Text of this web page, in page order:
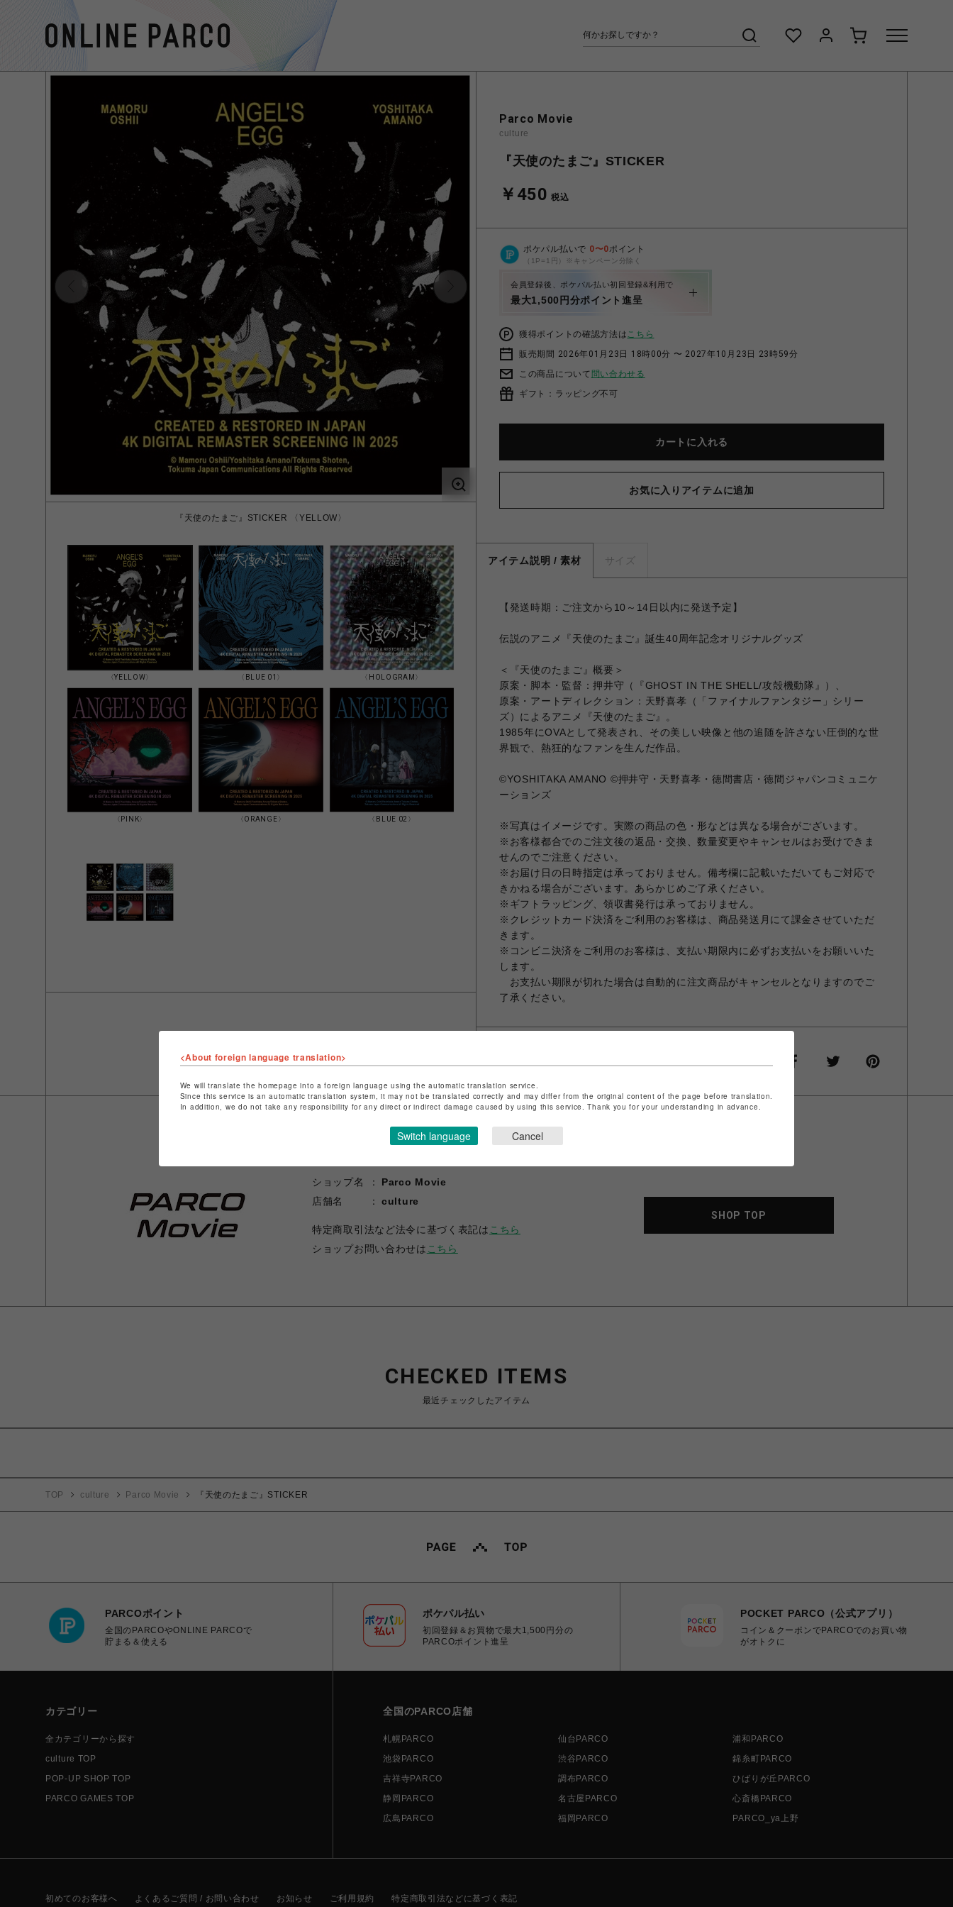
『天使のたまご』STICKER 〈YELLOW〉
〈YELLOW〉 〈BLUE 01〉 〈HOLOGRAM〉
〈PINK〉 〈ORANGE〉 〈BLUE 02〉
Parco Movie
culture
『天使のたまご』STICKER
￥450 税込
ポケパル払いで 0〜0ポイント
（1P=1円）※キャンペーン分除く
会員登録後、ポケパル払い初回登録&利用で
最大1,500円分ポイント進呈
獲得ポイントの確認方法はこちら
販売期間 2026年01月23日 18時00分 〜 2027年10月23日 23時59分
この商品について 問い合わせる
ギフト：ラッピング不可
カートに入れる
お気に入りアイテムに追加
アイテム説明 / 素材 サイズ
【発送時期：ご注文から10～14日以内に発送予定】
伝説のアニメ『天使のたまご』誕生40周年記念オリジナルグッズ
＜『天使のたまご』概要＞
原案・脚本・監督：押井守（『GHOST IN THE SHELL/攻殻機動隊』）、
原案・アートディレクション：天野喜孝（「ファイナルファンタジー」シリー
ズ）によるアニメ『天使のたまご』。
1985年にOVAとして発表され、その美しい映像と他の追随を許さない圧倒的な世
界観で、熱狂的なファンを生んだ作品。
©YOSHITAKA AMANO ©押井守・天野喜孝・徳間書店・徳間ジャパンコミュニケ
ーションズ
※写真はイメージです。実際の商品の色・形などは異なる場合がございます。
※お客様都合でのご注文後の返品・交換、数量変更やキャンセルはお受けできま
せんのでご注意ください。
※お届け日の日時指定は承っておりません。備考欄に記載いただいてもご対応で
きかねる場合がございます。あらかじめご了承ください。
※ギフトラッピング、領収書発行は承っておりません。
※クレジットカード決済をご利用のお客様は、商品発送月にて課金させていただ
きます。
※コンビニ決済をご利用のお客様は、支払い期限内に必ずお支払いをお願いいた
します。
お支払い期限が切れた場合は自動的に注文商品がキャンセルとなりますのでご
了承ください。
ショップ名
Parco Movie
店舗名
culture
特定商取引法など法令に基づく表記は こちら
ショップお問い合わせは こちら
SHOP TOP
CHECKED ITEMS
最近チェックしたアイテム
TOP culture Parco Movie 『天使のたまご』STICKER
PARCOポイント
全国のPARCOやONLINE PARCOで
貯まる＆使える
ポケパル払い
初回登録＆お買物で最大1,500円分の
PARCOポイント進呈
POCKET PARCO（公式アプリ）
コイン＆クーポンでPARCOでのお買い物
がオトクに
カテゴリー
全カテゴリーから探す
culture TOP
POP-UP SHOP TOP
PARCO GAMES TOP
全国のPARCO店舗
札幌PARCO 仙台PARCO
浦和PARCO
池袋PARCO
渋谷PARCO
錦糸町PARCO
吉祥寺PARCO
調布PARCO
ひばりが丘PARCO
静岡PARCO
名古屋PARCO
心斎橋PARCO
広島PARCO
福岡PARCO PARCO_ya上野
初めてのお客様へ よくあるご質問 / お問い合わせ お知らせ ご利用規約 特定商取引法などに基づく表記
<About foreign language translation>
We will translate the homepage into a foreign language using the automatic translation service.
Since this service is an automatic translation system, it may not be translated correctly and may differ from the original content of the page before translation.
In addition, we do not take any responsibility for any direct or indirect damage caused by using this service. Thank you for your understanding in advance.
Switch language Cancel